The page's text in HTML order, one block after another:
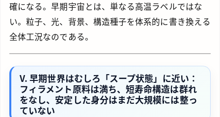
確になる。早期宇宙とは、単なる高温ラベルではな
い。粒子、光、背景、構造種子を体系的に書き換える
全体工況なのである。
V. 早期世界はむしろ「スープ状態」に近い：
フィラメント原料は満ち、短寿命構造は群れ
をなし、安定した身分はまだ大規模には整っ
ていない